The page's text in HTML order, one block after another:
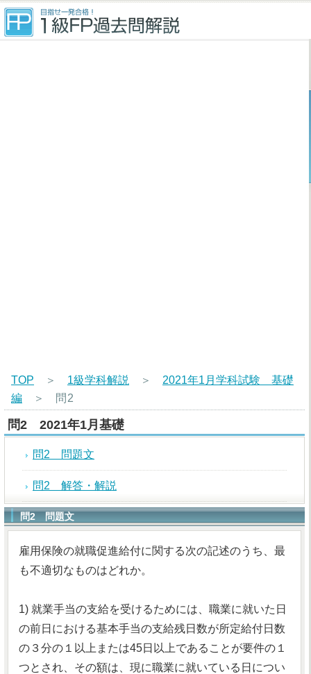
TOP ＞ 1級学科解説 ＞ 2021年1月学科試験 基礎
編 ＞ 問2
問2 2021年1月基礎
問2 問題文
問2 解答・解説
問2 問題文
雇用保険の就職促進給付に関する次の記述のうち、最
も不適切なものはどれか。
1) 就業手当の支給を受けるためには、職業に就いた日
の前日における基本手当の支給残日数が所定給付日数
の３分の１以上または45日以上であることが要件の１
つとされ、その額は、現に職業に就いている日につい